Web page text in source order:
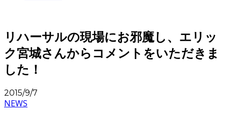
リハーサルの現場にお邪魔し、エリッ
ク宮城さんからコメントをいただきま
した！
2015/9/7
NEWS